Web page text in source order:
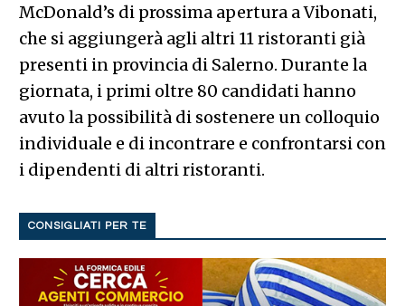
McDonald’s di prossima apertura a Vibonati,
che si aggiungerà agli altri 11 ristoranti già
presenti in provincia di Salerno. Durante la
giornata, i primi oltre 80 candidati hanno
avuto la possibilità di sostenere un colloquio
individuale e di incontrare e confrontarsi con
i dipendenti di altri ristoranti.
CONSIGLIATI PER TE